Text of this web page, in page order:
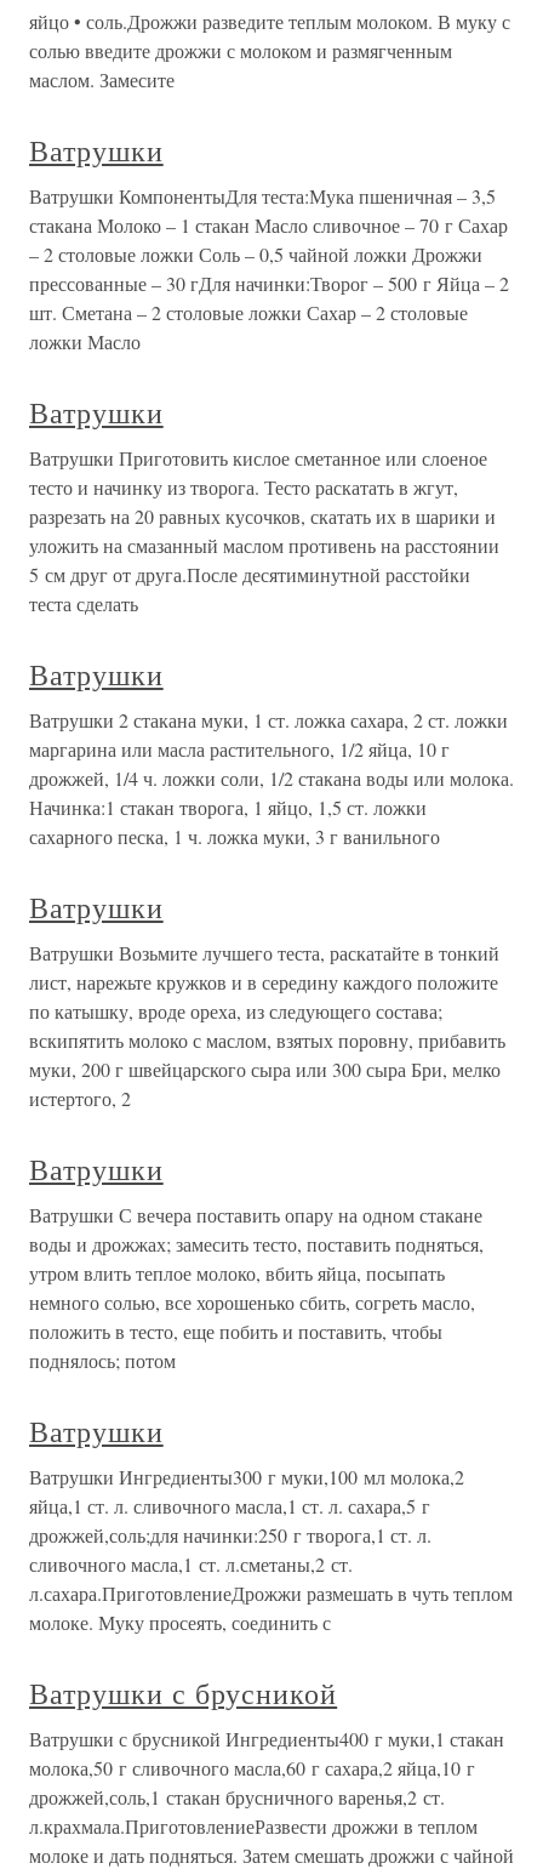
яйцо • соль.Дрожжи разведите теплым молоком. В муку с
солью введите дрожжи с молоком и размягченным
маслом. Замесите
Ватрушки
Ватрушки КомпонентыДля теста:Мука пшеничная – 3,5
стакана Молоко – 1 стакан Масло сливочное – 70 г Сахар
– 2 столовые ложки Соль – 0,5 чайной ложки Дрожжи
прессованные – 30 гДля начинки:Творог – 500 г Яйца – 2
шт. Сметана – 2 столовые ложки Сахар – 2 столовые
ложки Масло
Ватрушки
Ватрушки Приготовить кислое сметанное или слоеное
тесто и начинку из творога. Тесто раскатать в жгут,
разрезать на 20 равных кусочков, скатать их в шарики и
уложить на смазанный маслом противень на расстоянии
5 см друг от друга.После десятиминутной расстойки
теста сделать
Ватрушки
Ватрушки 2 стакана муки, 1 ст. ложка сахара, 2 ст. ложки
маргарина или масла растительного, 1/2 яйца, 10 г
дрожжей, 1/4 ч. ложки соли, 1/2 стакана воды или молока.
Начинка:1 стакан творога, 1 яйцо, 1,5 ст. ложки
сахарного песка, 1 ч. ложка муки, 3 г ванильного
Ватрушки
Ватрушки Возьмите лучшего теста, раскатайте в тонкий
лист, нарежьте кружков и в середину каждого положите
по катышку, вроде ореха, из следующего состава;
вскипятить молоко с маслом, взятых поровну, прибавить
муки, 200 г швейцарского сыра или 300 сыра Бри, мелко
истертого, 2
Ватрушки
Ватрушки С вечера поставить опару на одном стакане
воды и дрожжах; замесить тесто, поставить подняться,
утром влить теплое молоко, вбить яйца, посыпать
немного солью, все хорошенько сбить, согреть масло,
положить в тесто, еще побить и поставить, чтобы
поднялось; потом
Ватрушки
Ватрушки Ингредиенты300 г муки,100 мл молока,2
яйца,1 ст. л. сливочного масла,1 ст. л. сахара,5 г
дрожжей,соль;для начинки:250 г творога,1 ст. л.
сливочного масла,1 ст. л.сметаны,2 ст.
л.сахара.ПриготовлениеДрожжи размешать в чуть теплом
молоке. Муку просеять, соединить с
Ватрушки с брусникой
Ватрушки с брусникой Ингредиенты400 г муки,1 стакан
молока,50 г сливочного масла,60 г сахара,2 яйца,10 г
дрожжей,соль,1 стакан брусничного варенья,2 ст.
л.крахмала.ПриготовлениеРазвести дрожжи в теплом
молоке и дать подняться. Затем смешать дрожжи с чайной